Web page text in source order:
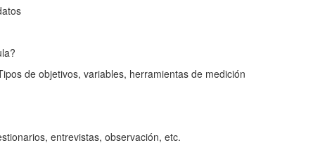
de objetivos, variables, herramientas de medición
entrevistas, observación, etc.